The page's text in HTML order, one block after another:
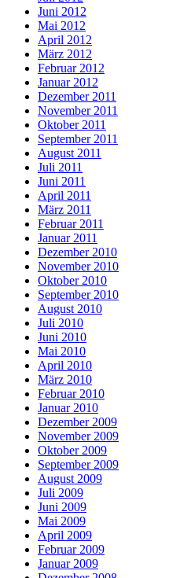
Juni 2012
Mai 2012
April 2012
März 2012
Februar 2012
Januar 2012
Dezember 2011
November 2011
Oktober 2011
September 2011
August 2011
Juli 2011
Juni 2011
April 2011
März 2011
Februar 2011
Januar 2011
Dezember 2010
November 2010
Oktober 2010
September 2010
August 2010
Juli 2010
Juni 2010
Mai 2010
April 2010
März 2010
Februar 2010
Januar 2010
Dezember 2009
November 2009
Oktober 2009
September 2009
August 2009
Juli 2009
Juni 2009
Mai 2009
April 2009
Februar 2009
Januar 2009